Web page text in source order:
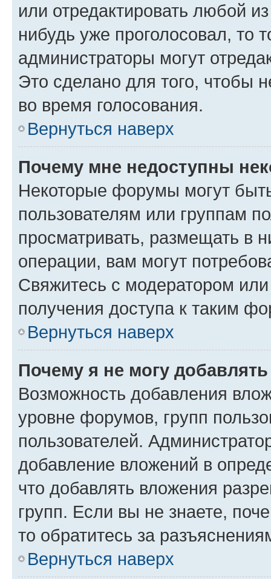
или отредактировать любой
нибудь уже проголосовал, то
администраторы могут
Это сделано для того, чтобы
во время голосования.
Вернуться наверх
Почему мне недоступны
Некоторые форумы могут
пользователям или группам
просматривать, размещать в
операции, вам могут
Свяжитесь с модератором
получения доступа к таким
Вернуться наверх
Почему я не могу
Возможность добавления
уровне форумов, групп
пользователей.
добавление вложений в
что добавлять вложения
групп. Если вы не знаете,
то обратитесь за
Вернуться наверх